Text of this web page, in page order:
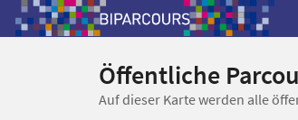
Öffentliche
Auf dieser Karte werden alle